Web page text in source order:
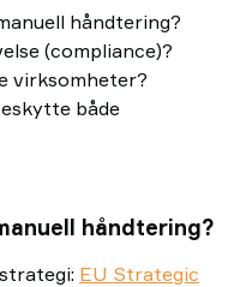
håndtering?
(compliance)?
virksomheter?
både
håndtering?
EU Strategic